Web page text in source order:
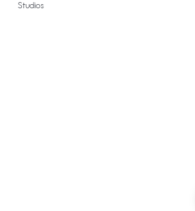
Studios